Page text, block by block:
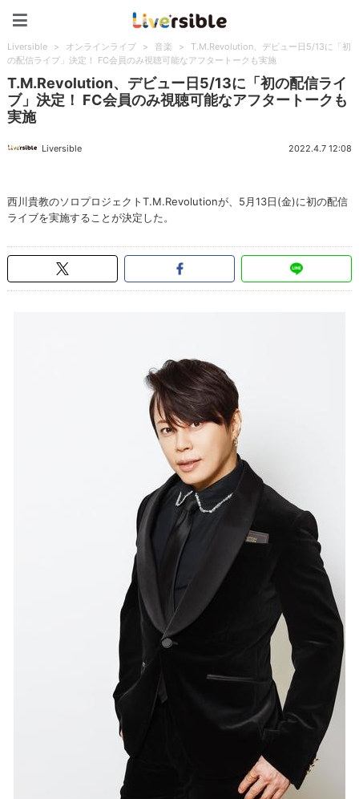
Liversible > オンラインライブ > 音楽 >
T.M.Revolution、デビュー日5/13に「初
の配信ライブ」決定！ FC会員のみ視聴可能なアフタートークも実施
T.M.Revolution、デビュー日5/13に「初の配信ライ
ブ」決定！ FC会員のみ視聴可能なアフタートークも
実施
Liversible 2022.4.7 12:08
西川貴教のソロプロジェクトT.M.Revolutionが、5月13日(金)に初の配信
ライブを実施することが決定した。